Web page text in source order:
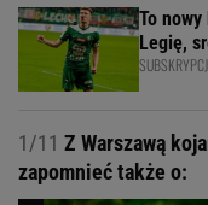
To
Legię,
1/11 Z Warszawą
zapomnieć także o: